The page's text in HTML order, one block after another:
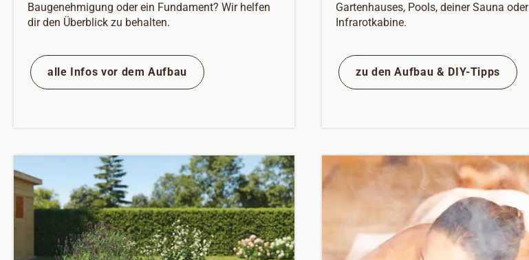
Baugenehmigung oder ein Fundament? Wir helfen
dir den Überblick zu behalten.
alle Infos vor dem Aufbau
Gartenhauses, Pools, deiner Sauna oder
Infrarotkabine.
zu den Aufbau & DIY-Tipps